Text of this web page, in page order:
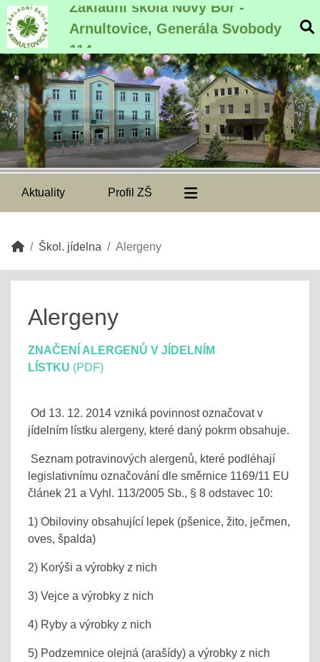
Základní škola Nový Bor -
Arnultovice, Generála Svobody
114
Aktuality Profil ZŠ
Škol. jídelna Alergeny
Alergeny
ZNAČENÍ ALERGENŮ V JÍDELNÍM
LÍSTKU (PDF)
Od 13. 12. 2014 vzniká povinnost označovat v
jídelním lístku alergeny, které daný pokrm obsahuje.
Seznam potravinových alergenů, které podléhají
legislativnímu označování dle směrnice 1169/11 EU
článek 21 a Vyhl. 113/2005 Sb., § 8 odstavec 10:
1) Obiloviny obsahující lepek (pšenice, žito, ječmen,
oves, špalda)
2) Korýši a výrobky z nich
3) Vejce a výrobky z nich
4) Ryby a výrobky z nich
5) Podzemnice olejná (arašídy) a výrobky z nich